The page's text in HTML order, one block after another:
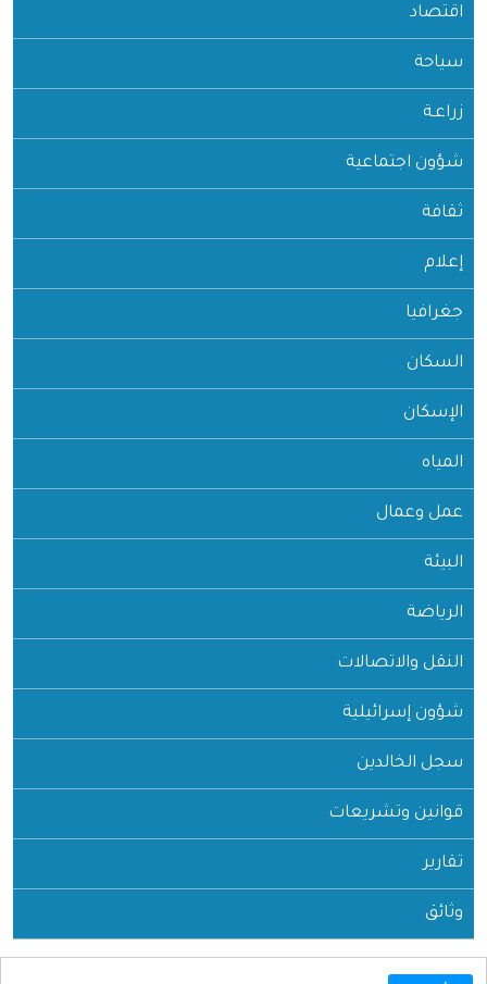
اقتصاد
سياحة
زراعـة
شؤون اجتماعية
ثقافة
إعلام
جغرافيا
السكان
الإسكان
المياه
عمل وعمال
البيئة
الرياضة
النقل والاتصالات
شؤون إسرائيلية
سجل الخالدين
قوانين وتشريعات
تقارير
وثائق